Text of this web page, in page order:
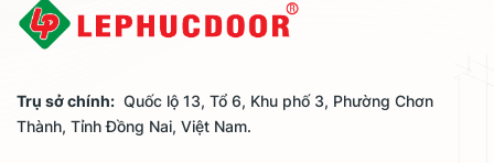
Trụ sở chính: Quốc lộ 13, Tổ 6, Khu phố 3, Phường Chơn
Thành, Tỉnh Đồng Nai, Việt Nam.